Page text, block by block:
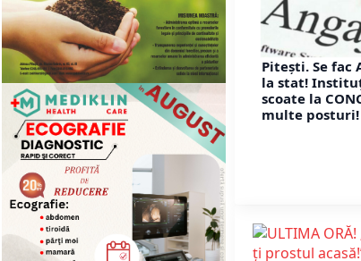
Pitești. Se fac
la stat!
scoate la
multe posturi!